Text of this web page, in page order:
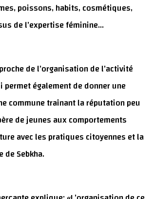
poissons, habits, cosmétiques,
de l’expertise féminine...
de l’organisation de l’activité
permet également de donner une
commune traînant la réputation peu
de jeunes aux comportements
avec les pratiques citoyennes et la
de Sebkha.